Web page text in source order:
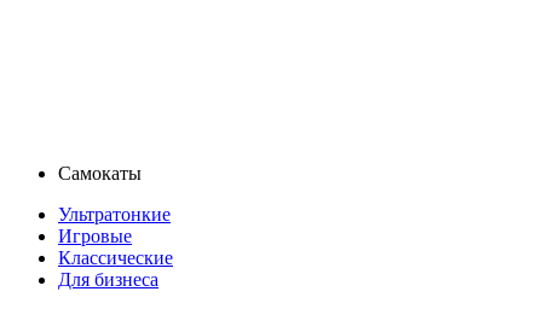
Самокаты
Ультратонкие
Игровые
Классические
Для бизнеса